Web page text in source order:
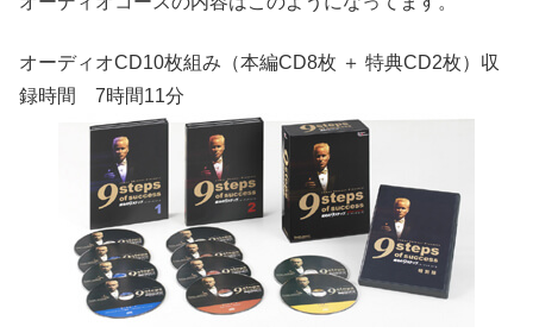
オーディオCD10枚組み（本編CD8枚 ＋ 特典CD2枚）収
録時間 7時間11分